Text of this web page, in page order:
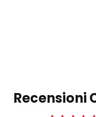
Recensioni